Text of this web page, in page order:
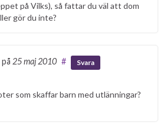
på Vilks), så fattar du väl att dom
gör du inte?
på 25 maj 2010 # Svara
som skaffar barn med utlänningar?